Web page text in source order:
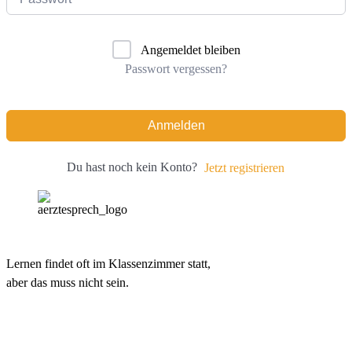
Angemeldet bleiben
Passwort vergessen?
Anmelden
Du hast noch kein Konto? Jetzt registrieren
Lernen findet oft im Klassenzimmer statt,
aber das muss nicht sein.